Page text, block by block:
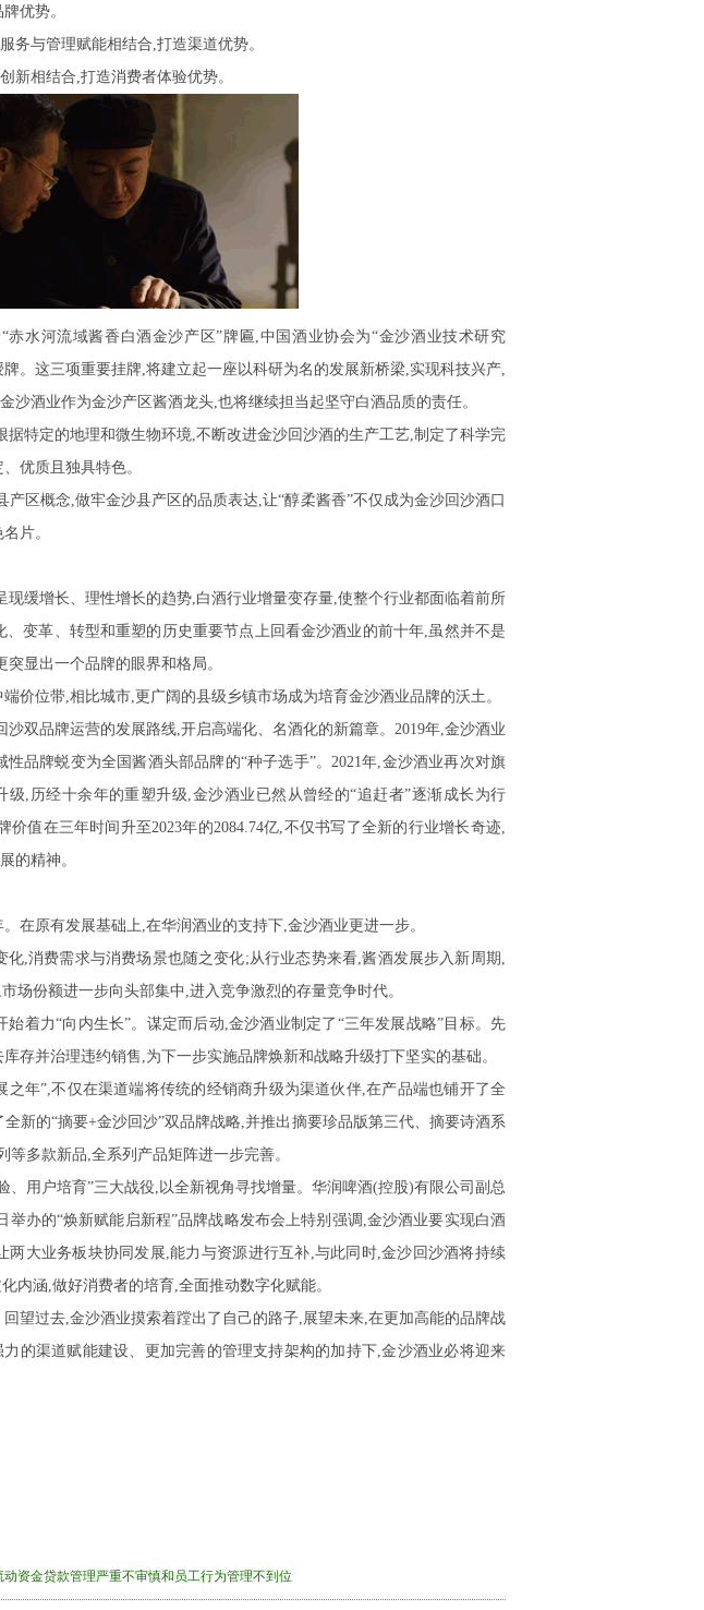
优势。
务与管理赋能相结合,打造渠道优势。
新相结合,打造消费者体验优势。
水河流域酱香白酒金沙产区”牌匾,中国酒业协会为“金沙酒业技术研究
。这三项重要挂牌,将建立起一座以科研为名的发展新桥梁,实现科技兴产,
沙酒业作为金沙产区酱酒龙头,也将继续担当起坚守白酒品质的责任。
特定的地理和微生物环境,不断改进金沙回沙酒的生产工艺,制定了科学完
优质且独具特色。
区概念,做牢金沙县产区的品质表达,让“醇柔酱香”不仅成为金沙回沙酒口
片。
缓增长、理性增长的趋势,白酒行业增量变存量,使整个行业都面临着前所
变革、转型和重塑的历史重要节点上回看金沙酒业的前十年,虽然并不是
显出一个品牌的眼界和格局。
价位带,相比城市,更广阔的县级乡镇市场成为培育金沙酒业品牌的沃土。
双品牌运营的发展路线,开启高端化、名酒化的新篇章。2019年,金沙酒业
品牌蜕变为全国酱酒头部品牌的“种子选手”。2021年,金沙酒业再次对旗
,历经十余年的重塑升级,金沙酒业已然从曾经的“追赶者”逐渐成长为行
价值在三年时间升至2023年的2084.74亿,不仅书写了全新的行业增长奇迹,
的精神。
在原有发展基础上,在华润酒业的支持下,金沙酒业更进一步。
,消费需求与消费场景也随之变化;从行业态势来看,酱酒发展步入新周期,
场份额进一步向头部集中,进入竞争激烈的存量竞争时代。
着力“向内生长”。谋定而后动,金沙酒业制定了“三年发展战略”目标。先
存并治理违约销售,为下一步实施品牌焕新和战略升级打下坚实的基础。
之年”,不仅在渠道端将传统的经销商升级为渠道伙伴,在产品端也铺开了全
新的“摘要+金沙回沙”双品牌战略,并推出摘要珍品版第三代、摘要诗酒系
多款新品,全系列产品矩阵进一步完善。
、用户培育”三大战役,以全新视角寻找增量。华润啤酒(控股)有限公司副总
举办的“焕新赋能启新程”品牌战略发布会上特别强调,金沙酒业要实现白酒
两大业务板块协同发展,能力与资源进行互补,与此同时,金沙回沙酒将持续
内涵,做好消费者的培育,全面推动数字化赋能。
望过去,金沙酒业摸索着蹚出了自己的路子,展望未来,在更加高能的品牌战
的渠道赋能建设、更加完善的管理支持架构的加持下,金沙酒业必将迎来
资金贷款管理严重不审慎和员工行为管理不到位